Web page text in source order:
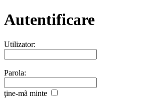
Autentificare
Utilizator:
Parola:
ţine-mã minte